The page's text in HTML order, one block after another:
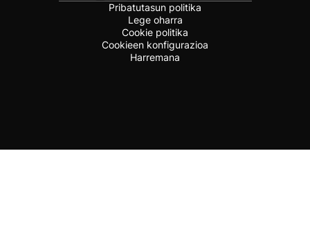
Pribatutasun politika
Lege oharra
Cookie politika
Cookieen konfigurazioa
Harremana